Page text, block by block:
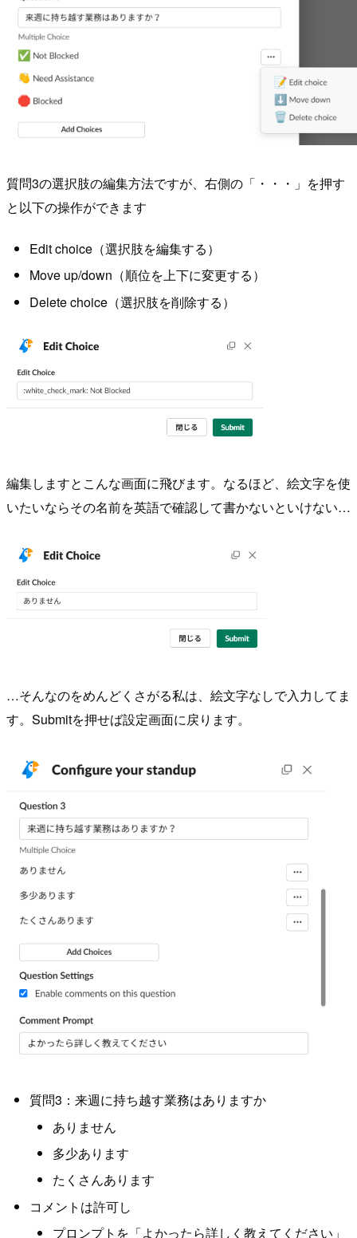
質問3の選択肢の編集方法ですが、右側の「・・・」を押す
と以下の操作ができます
Edit choice（選択肢を編集する）
Move up/down（順位を上下に変更する）
Delete choice（選択肢を削除する）
編集しますとこんな画面に飛びます。なるほど、絵文字を使
いたいならその名前を英語で確認して書かないといけない…
…そんなのをめんどくさがる私は、絵文字なしで入力してま
す。Submitを押せば設定画面に戻ります。
質問3：来週に持ち越す業務はありますか
ありません
多少あります
たくさんあります
コメントは許可し
プロンプトを「よかったら詳しく教えてください」